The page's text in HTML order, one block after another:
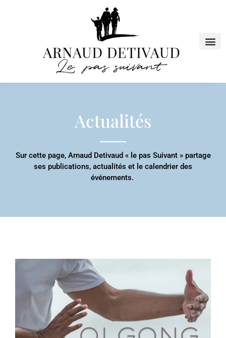
Actualités
Sur cette page, Arnaud Detivaud « le pas Suivant » partage
ses publications, actualités et le calendrier des
événements.